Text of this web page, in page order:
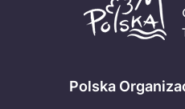
Polska